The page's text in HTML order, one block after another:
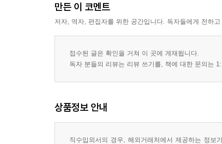
만든 이 코멘트
저자, 역자, 편집자를 위한 공간입니다. 독자들에게 전하
접수된 글은 확인을 거쳐 이 곳에 게재됩니다.
독자 분들의 리뷰는 리뷰 쓰기를, 책에 대한 문의는
상품정보 안내
직수입외서의 경우, 해외거래처에서 제공하는 정